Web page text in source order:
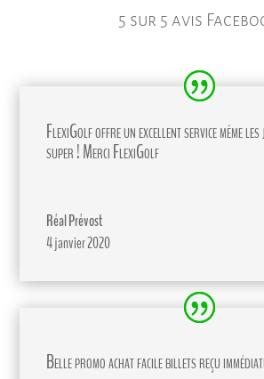
5 sur 5 avis
FlexiGolf offre un excellent service même
super ! Merci FlexiGolf
Réal Prévost
4 janvier 2020
Belle promo achat facile billets reçu